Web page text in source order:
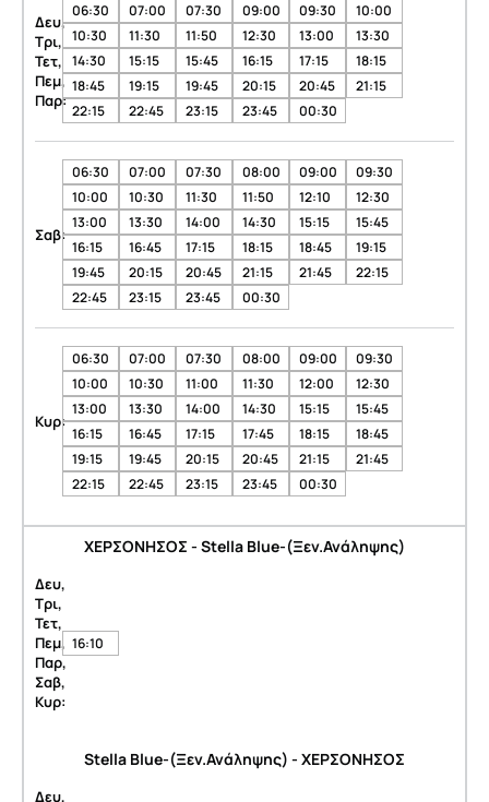
Δευ,
Τρι,
Τετ,
Πεμ,
Παρ:
06:30 07:00 07:30 09:00 09:30
10:00
10:30
11:30 11:50 12:30 13:00
13:30
14:30
15:15 15:45 16:15 17:15
18:15
18:45
19:15 19:45 20:15 20:45
21:15
22:15
22:45 23:15 23:45 00:30
Σαβ:
06:30 07:00 07:30 08:00 09:00
09:30
10:00
10:30 11:30 11:50 12:10
12:30
13:00
13:30 14:00 14:30 15:15
15:45
16:15
16:45 17:15 18:15 18:45
19:15
19:45
20:15 20:45 21:15 21:45
22:15
22:45
23:15 23:45 00:30
Κυρ:
06:30 07:00 07:30 08:00 09:00
09:30
10:00
10:30 11:00 11:30 12:00
12:30
13:00
13:30 14:00 14:30 15:15
15:45
16:15
16:45 17:15 17:45 18:15
18:45
19:15
19:45 20:15 20:45 21:15
21:45
22:15
22:45 23:15 23:45 00:30
ΧΕΡΣΟΝΗΣΟΣ - Stella Blue-(Ξεν.Ανάληψης)
Δευ,
Τρι,
Τετ,
Πεμ,
Παρ,
Σαβ,
Κυρ:
16:10
Stella Blue-(Ξεν.Ανάληψης) - ΧΕΡΣΟΝΗΣΟΣ
Δευ,